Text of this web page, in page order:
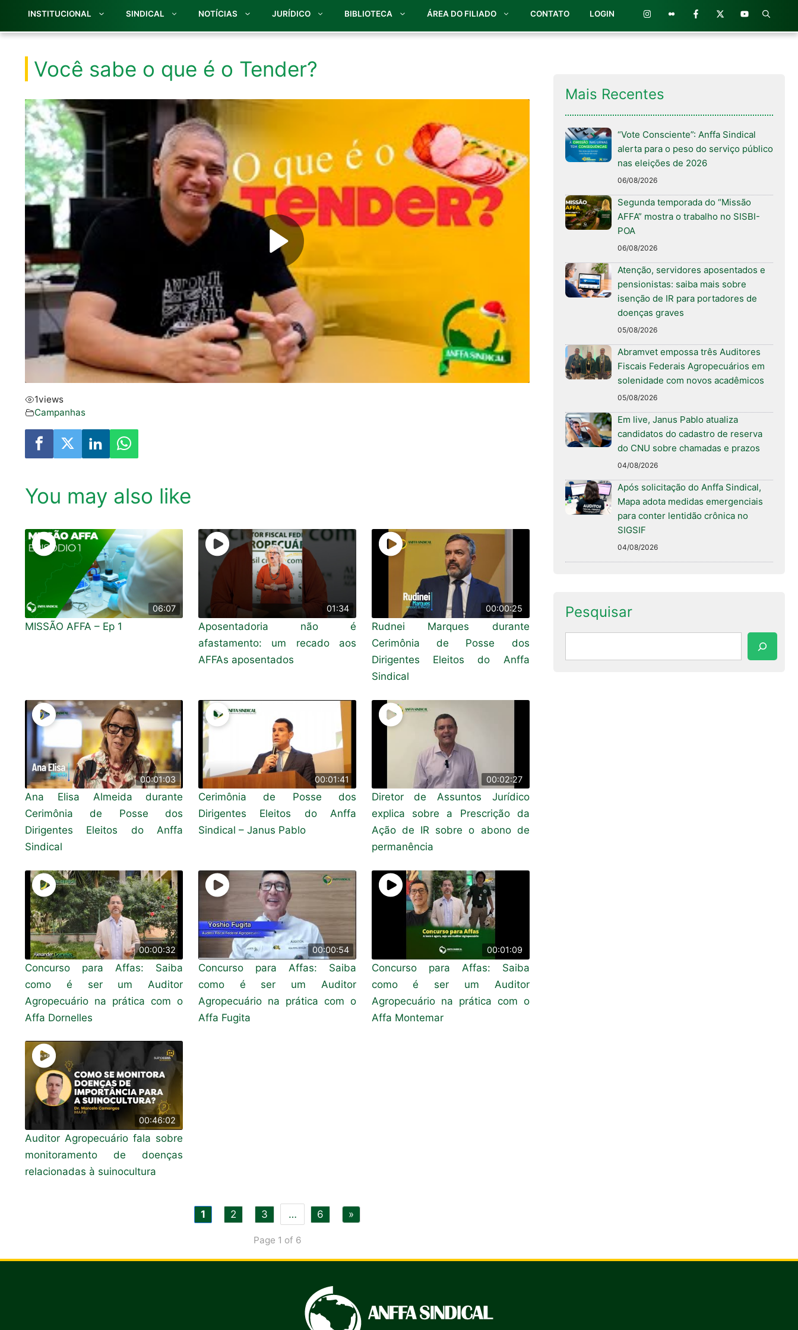
INSTITUCIONAL SINDICAL NOTÍCIAS JURÍDICO BIBLIOTECA ÁREA DO FILIADO CONTATO LOGIN
Você sabe o que é o Tender?
1views
Campanhas
You may also like
06:07
MISSÃO AFFA – Ep 1
01:34
Aposentadoria não é
afastamento: um recado aos
AFFAs aposentados
00:00:25
Rudnei Marques durante
Cerimônia de Posse dos
Dirigentes Eleitos do Anffa
Sindical
00:01:03
Ana Elisa Almeida durante
Cerimônia de Posse dos
Dirigentes Eleitos do Anffa
Sindical
00:01:41
Cerimônia de Posse dos
Dirigentes Eleitos do Anffa
Sindical – Janus Pablo
00:02:27
Diretor de Assuntos Jurídico
explica sobre a Prescrição da
Ação de IR sobre o abono de
permanência
00:00:32
Concurso para Affas: Saiba
como é ser um Auditor
Agropecuário na prática com o
Affa Dornelles
00:00:54
Concurso para Affas: Saiba
como é ser um Auditor
Agropecuário na prática com o
Affa Fugita
00:01:09
Concurso para Affas: Saiba
como é ser um Auditor
Agropecuário na prática com o
Affa Montemar
00:46:02
Auditor Agropecuário fala sobre
monitoramento de doenças
relacionadas à suinocultura
1 2 3 … 6 »
Page 1 of 6
Mais Recentes
“Vote Consciente”: Anffa Sindical
alerta para o peso do serviço público
nas eleições de 2026
06/08/2026
Segunda temporada do “Missão
AFFA” mostra o trabalho no SISBI-
POA
06/08/2026
Atenção, servidores aposentados e
pensionistas: saiba mais sobre
isenção de IR para portadores de
doenças graves
05/08/2026
Abramvet empossa três Auditores
Fiscais Federais Agropecuários em
solenidade com novos acadêmicos
05/08/2026
Em live, Janus Pablo atualiza
candidatos do cadastro de reserva
do CNU sobre chamadas e prazos
04/08/2026
Após solicitação do Anffa Sindical,
Mapa adota medidas emergenciais
para conter lentidão crônica no
SIGSIF
04/08/2026
Pesquisar